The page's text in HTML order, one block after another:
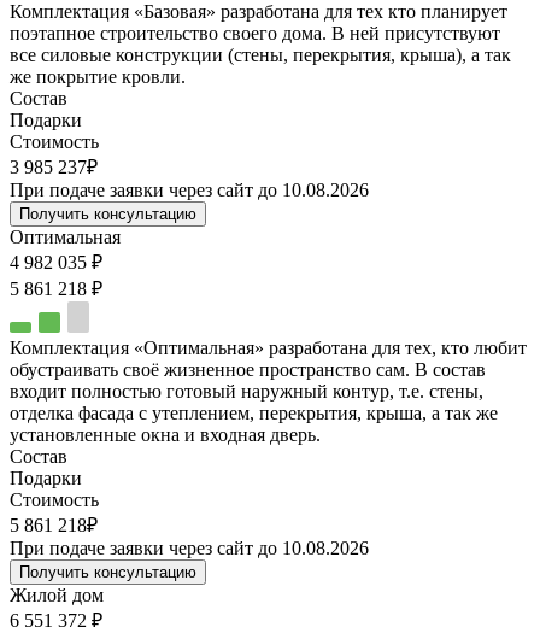
Комплектация «Базовая» разработана для тех кто планирует
поэтапное строительство своего дома. В ней присутствуют
все силовые конструкции (стены, перекрытия, крыша), а так
же покрытие кровли.
Состав
Подарки
Стоимость
3 985 237₽
При подаче заявки через сайт до 10.08.2026
Получить консультацию
Оптимальная
4 982 035 ₽
5 861 218 ₽
Комплектация «Оптимальная» разработана для тех, кто любит
обустраивать своё жизненное пространство сам. В состав
входит полностью готовый наружный контур, т.е. стены,
отделка фасада с утеплением, перекрытия, крыша, а так же
установленные окна и входная дверь.
Состав
Подарки
Стоимость
5 861 218₽
При подаче заявки через сайт до 10.08.2026
Получить консультацию
Жилой дом
6 551 372 ₽